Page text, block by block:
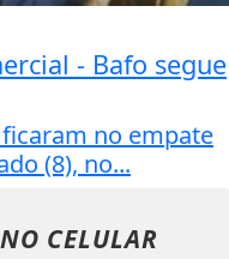
- Bafo segue
ficaram no empate
(8), no...
NO CELULAR